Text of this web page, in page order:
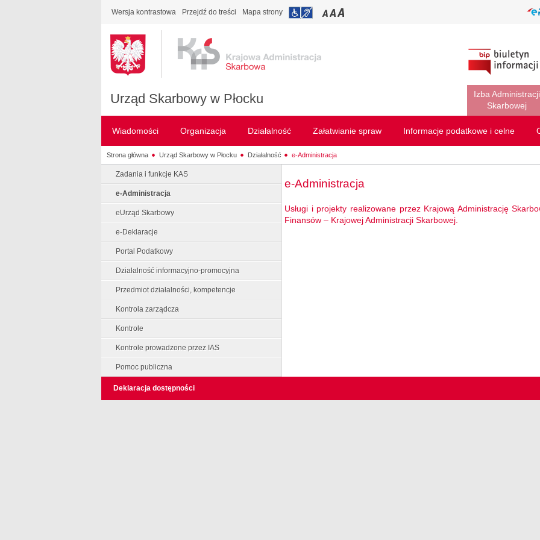
Wersja kontrastowa Przejdź do treści Mapa strony
Urząd Skarbowy w Płocku
Izba Administracji
Skarbowej
Wiadomości Organizacja Działalność Załatwianie spraw Informacje podatkowe i celne
Strona główna Urząd Skarbowy w Płocku Działalność e-Administracja
Zadania i funkcje KAS
e-Administracja
eUrząd Skarbowy
e-Deklaracje
Portal Podatkowy
Działalność informacyjno-promocyjna
Przedmiot działalności, kompetencje
Kontrola zarządcza
Kontrole
Kontrole prowadzone przez IAS
Pomoc publiczna
e-Administracja
Usługi i projekty realizowane przez Krajową Administrację
Finansów – Krajowej Administracji Skarbowej.
Deklaracja dostępności